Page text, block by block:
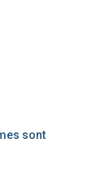
sont